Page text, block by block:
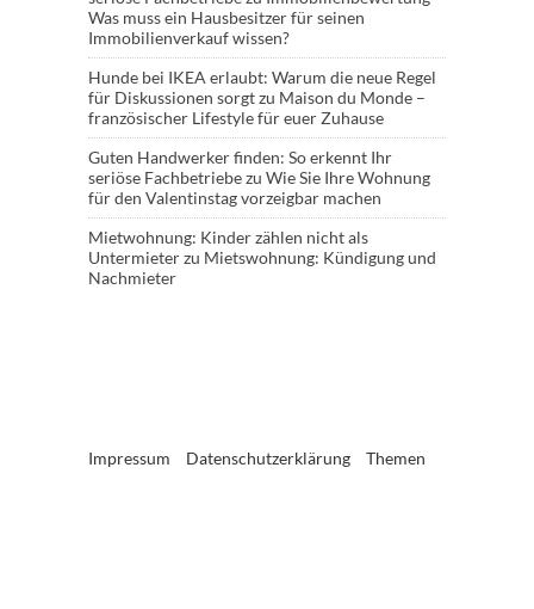
Was muss ein Hausbesitzer für seinen
Immobilienverkauf wissen?
Hunde bei IKEA erlaubt: Warum die neue Regel
für Diskussionen sorgtzu Maison du Monde –
französischer Lifestyle für euer Zuhause
Guten Handwerker finden: So erkennt Ihr
seriöse Fachbetriebezu Wie Sie Ihre Wohnung
für den Valentinstag vorzeigbar machen
Mietwohnung: Kinder zählen nicht als
Untermieterzu Mietswohnung: Kündigung und
Nachmieter
Impressum Datenschutzerklärung Themen